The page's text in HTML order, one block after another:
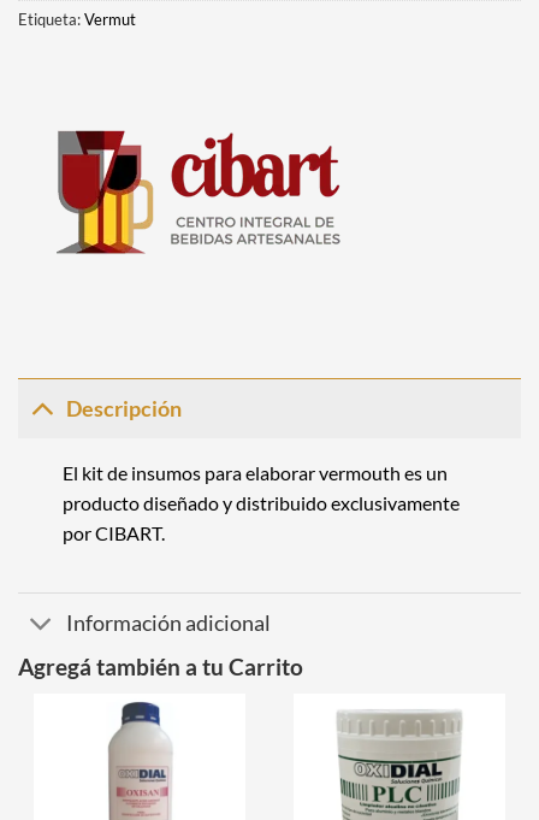
Etiqueta:Vermut
Descripción
El kit de insumos para elaborar vermouth es un
producto diseñado y distribuido exclusivamente
por CIBART.
Información adicional
Agregá también a tu Carrito